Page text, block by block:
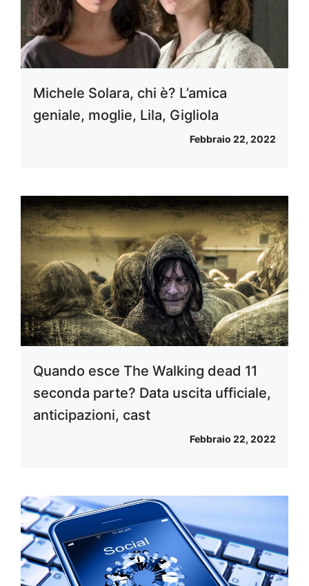
Michele Solara, chi è? L’amica
geniale, moglie, Lila, Gigliola
Febbraio 22, 2022
Quando esce The Walking dead 11
seconda parte? Data uscita ufficiale,
anticipazioni, cast
Febbraio 22, 2022